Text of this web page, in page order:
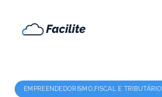
EMPREENDEDORISMO,FISCAL E TRIBUTÁRIO